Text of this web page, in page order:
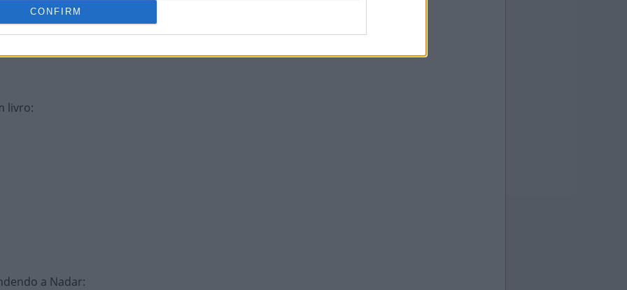
CONFIRM
de funk
livro:
a Nadar: